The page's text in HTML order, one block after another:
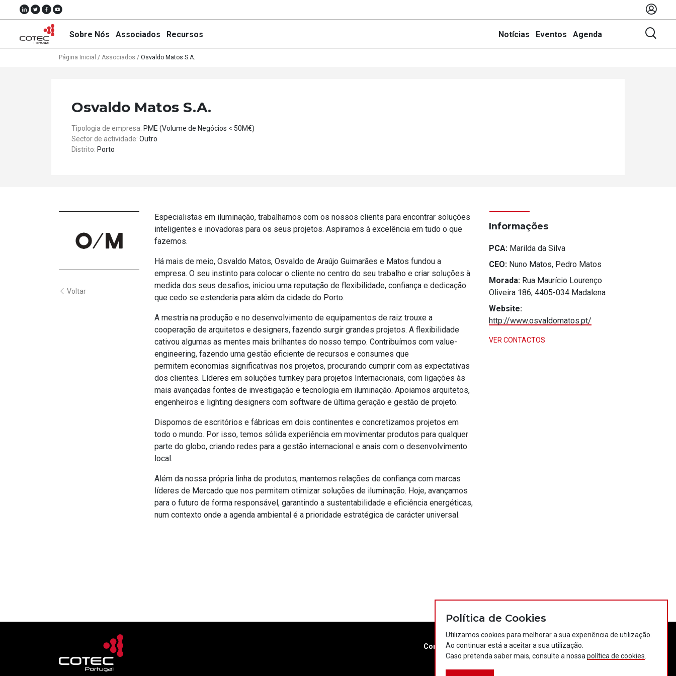
Sobre Nós Associados Recursos Notícias Eventos Agenda
Página Inicial / Associados / Osvaldo Matos S.A.
Osvaldo Matos S.A.
Tipologia de empresa: PME (Volume de Negócios < 50M€)
Sector de actividade: Outro
Distrito: Porto
Voltar
Especialistas em iluminação, trabalhamos com os nossos clients para encontrar soluções
inteligentes e inovadoras para os seus projetos. Aspiramos à excelência em tudo o que
fazemos.
Há mais de meio, Osvaldo Matos, Osvaldo de Araújo Guimarães e Matos fundou a
empresa. O seu instinto para colocar o cliente no centro do seu trabalho e criar soluções à
medida dos seus desafios, iniciou uma reputação de flexibilidade, confiança e dedicação
que cedo se estenderia para além da cidade do Porto.
A mestria na produção e no desenvolvimento de equipamentos de raiz trouxe a
cooperação de arquitetos e designers, fazendo surgir grandes projetos. A flexibilidade
cativou algumas as mentes mais brilhantes do nosso tempo. Contribuímos com value-
engineering, fazendo uma gestão eficiente de recursos e consumes que
permitem economias significativas nos projetos, procurando cumprir com as expectativas
dos clientes. Líderes em soluções turnkey para projetos Internacionais, com ligações às
mais avançadas fontes de investigação e tecnologia em iluminação. Apoiamos arquitetos,
engenheiros e lighting designers com software de última geração e gestão de projeto.
Dispomos de escritórios e fábricas em dois continentes e concretizamos projetos em
todo o mundo. Por isso, temos sólida experiência em movimentar produtos para qualquer
parte do globo, criando redes para a gestão internacional e anais com o desenvolvimento
local.
Além da nossa própria linha de produtos, mantemos relações de confiança com marcas
líderes de Mercado que nos permitem otimizar soluções de iluminação. Hoje, avançamos
para o futuro de forma responsável, garantindo a sustentabilidade e eficiência energéticas,
num contexto onde a agenda ambiental é a prioridade estratégica de carácter universal.
Informações
PCA: Marilda da Silva
CEO: Nuno Matos, Pedro Matos
Morada: Rua Maurício Lourenço
Oliveira 186, 4405-034 Madalena
Website:
http://www.osvaldomatos.pt/
VER CONTACTOS
Contactos Política de privacidade
Política de cookies
Projectos Portugal 2020
Política de Cookies
Utilizamos cookies para melhorar a sua experiência de utilização.
Ao continuar está a aceitar a sua utilização.
Caso pretenda saber mais, consulte a nossa política de cookies